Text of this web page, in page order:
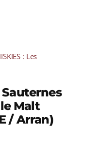
: Les
Sauternes
Malt
/ Arran)